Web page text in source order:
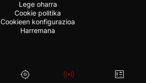
Lege oharra
Cookie politika
Cookieen konfigurazioa
Harremana